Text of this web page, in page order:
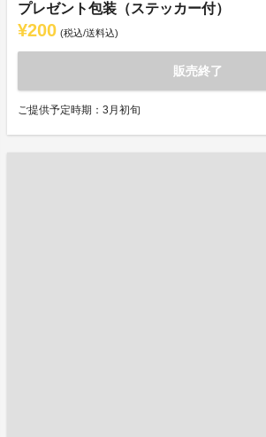
プレゼント包装（ステッカー付）
¥200 (税込/送料込)
販売終了
ご提供予定時期：3月初旬